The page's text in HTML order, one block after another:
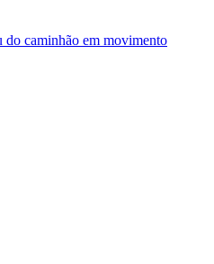
do caminhão em movimento